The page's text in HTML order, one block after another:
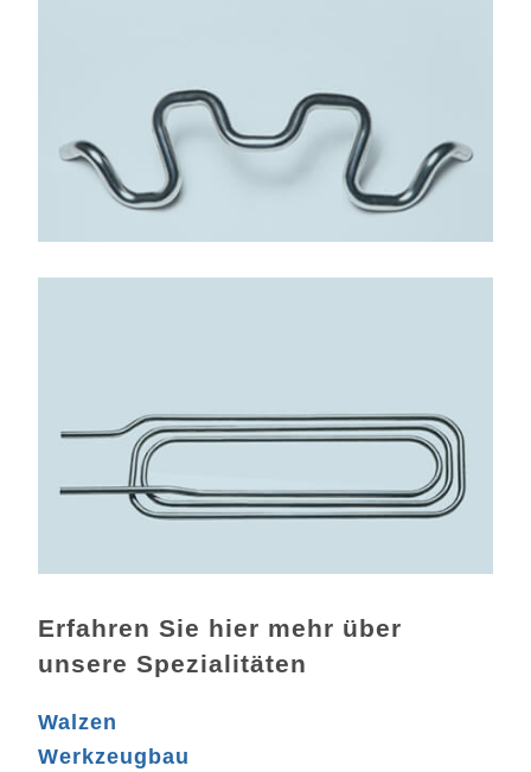
Erfahren Sie hier mehr über
unsere Spezialitäten
Walzen
Werkzeugbau